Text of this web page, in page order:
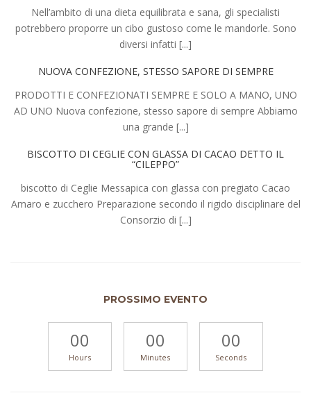
Nell’ambito di una dieta equilibrata e sana, gli specialisti
potrebbero proporre un cibo gustoso come le mandorle. Sono
diversi infatti [...]
NUOVA CONFEZIONE, STESSO SAPORE DI SEMPRE
PRODOTTI E CONFEZIONATI SEMPRE E SOLO A MANO, UNO
AD UNO Nuova confezione, stesso sapore di sempre Abbiamo
una grande [...]
BISCOTTO DI CEGLIE CON GLASSA DI CACAO DETTO IL
“CILEPPO”
biscotto di Ceglie Messapica con glassa con pregiato Cacao
Amaro e zucchero Preparazione secondo il rigido disciplinare del
Consorzio di [...]
PROSSIMO EVENTO
00
Hours
00
Minutes
00
Seconds